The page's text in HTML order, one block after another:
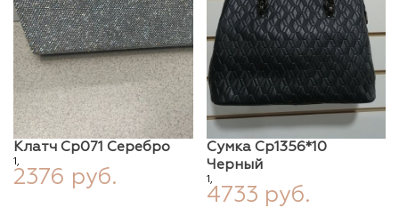
Клатч Ср071 Серебро
1,
2376 руб.
Сумка Ср1356*10
Черный
1,
4733 руб.